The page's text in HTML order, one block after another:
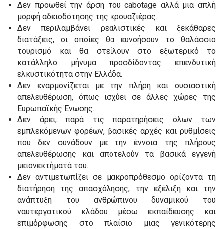
Δεν προωθεί την άρση του cabotage αλλά μια απλή
μορφή αδειοδότησης της κρουαζιέρας.
Δεν περιλαμβάνει ρεαλιστικές και ξεκάθαρες
διατάξεις, οι οποίες θα ευνοήσουν το θαλάσσιο
τουρισμό και θα στείλουν στο εξωτερικό το
κατάλληλο μήνυμα προσδίδοντας επενδυτική
ελκυστικότητα στην Ελλάδα.
Δεν εναρμονίζεται με την πλήρη και ουσιαστική
απελευθέρωση, όπως ισχύει σε άλλες χώρες της
Ευρωπαϊκής Ένωσης.
Δεν άρει, παρά τις παρατηρήσεις όλων των
εμπλεκόμενων φορέων, βασικές αρχές και ρυθμίσεις
που δεν συνάδουν με την έννοια της πλήρους
απελευθέρωσης και αποτελούν τα βασικά εγγενή
μειονεκτήματά του.
Δεν αντιμετωπίζει σε μακροπρόθεσμο ορίζοντα τη
διατήρηση της απασχόλησης, την εξέλιξη και την
ανάπτυξη του ανθρώπινου δυναμικού του
ναυτεργατικού κλάδου μέσω εκπαίδευσης και
επιμόρφωσης στο πλαίσιο μιας γενικότερης